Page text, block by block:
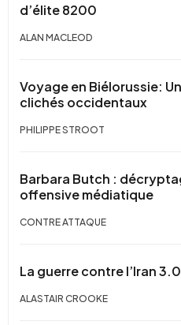
d’élite 8200
ALAN MACLEOD
Voyage en Biélorussie:
clichés occidentaux
PHILIPPE STROOT
Barbara Butch :
offensive médiatique
CONTRE ATTAQUE
La guerre contre l’Iran 3.0
ALASTAIR CROOKE